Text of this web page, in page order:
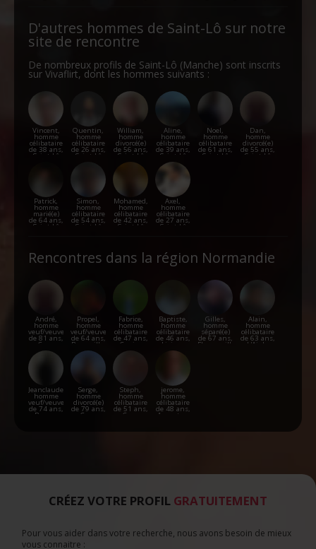
D'autres hommes de Saint-Lô sur notre
site de rencontre
De nombreux profils de Saint-Lô (Manche) sont inscrits
sur Vivaflirt, dont les hommes suivants :
Vincent,
homme
célibataire
de 38 ans,
Saint-Lô
Quentin,
homme
célibataire
de 26 ans,
Saint-Lô
William,
homme
divorcé(e)
de 56 ans,
Saint-Lô
Aline,
homme
célibataire
de 39 ans,
Saint-Lô
Noel,
homme
célibataire
de 61 ans,
Saint-Lô
Dan,
homme
divorcé(e)
de 55 ans,
Saint-Lô
Patrick,
homme
marié(e)
de 64 ans,
Saint-Lô
Simon,
homme
célibataire
de 54 ans,
Saint-Lô
Mohamed,
homme
célibataire
de 42 ans,
Saint-Lô
Axel,
homme
célibataire
de 27 ans,
Saint-Lô
Rencontres dans la région Normandie
André,
homme
veuf/veuve
de 81 ans,
Caen
Propel,
homme
veuf/veuve
de 64 ans,
Barneville-
Carteret
Fabrice,
homme
célibataire
de 47 ans,
Canisy
Baptiste,
homme
célibataire
de 46 ans,
Lisieux
Gilles,
homme
séparé(e)
de 67 ans,
Flamanville
Alain,
homme
célibataire
de 63 ans,
L'Aigle
Jeanclaude,
homme
veuf/veuve
de 74 ans,
Bernay
Serge,
homme
divorcé(e)
de 79 ans,
Caen
Steph,
homme
célibataire
de 51 ans,
Caen
jerome,
homme
célibataire
de 48 ans,
Argentan
CRÉEZ VOTRE PROFIL GRATUITEMENT
Pour vous aider dans votre recherche, nous avons besoin de mieux
vous connaitre :